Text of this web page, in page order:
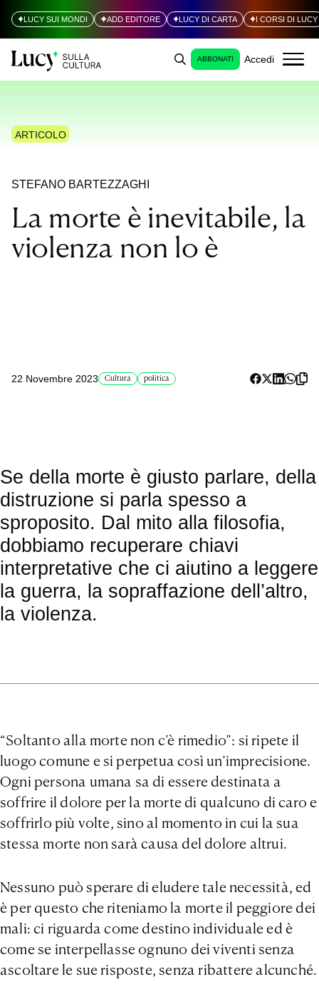
LUCY SUI MONDI ADD EDITORE LUCY DI CARTA I CORSI DI LUCY
ABBONATI Accedi
ARTICOLO
STEFANO BARTEZZAGHI
La morte è inevitabile, la
violenza non lo è
22 Novembre 2023 Cultura politica
Se della morte è giusto parlare, della
distruzione si parla spesso a
sproposito. Dal mito alla filosofia,
dobbiamo recuperare chiavi
interpretative che ci aiutino a leggere
la guerra, la sopraffazione dell’altro,
la violenza.
“Soltanto alla morte non c’è rimedio”: si ripete il
luogo comune e si perpetua così un’imprecisione.
Ogni persona umana sa di essere destinata a
soffrire il dolore per la morte di qualcuno di caro e
soffrirlo più volte, sino al momento in cui la sua
stessa morte non sarà causa del dolore altrui.
Nessuno può sperare di eludere tale necessità, ed
è per questo che riteniamo la morte il peggiore dei
mali: ci riguarda come destino individuale ed è
come se interpellasse ognuno dei viventi senza
ascoltare le sue risposte, senza ribattere alcunché.